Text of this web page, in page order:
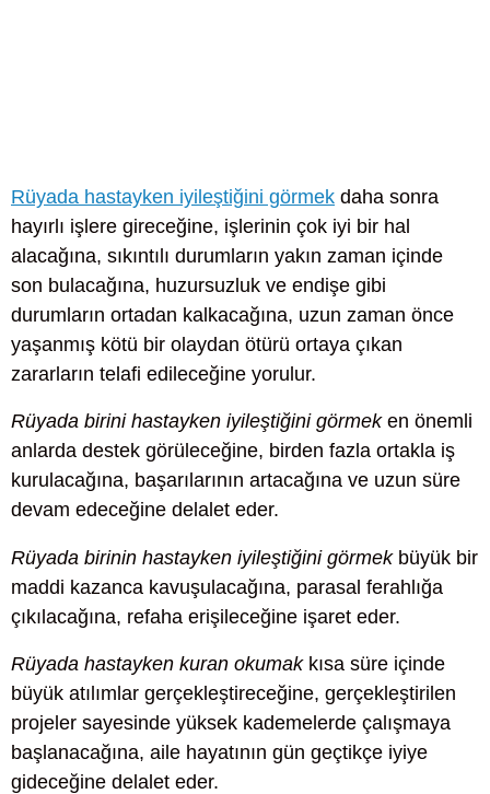
Rüyada hastayken iyileştiğini görmek daha sonra
hayırlı işlere gireceğine, işlerinin çok iyi bir hal
alacağına, sıkıntılı durumların yakın zaman içinde
son bulacağına, huzursuzluk ve endişe gibi
durumların ortadan kalkacağına, uzun zaman önce
yaşanmış kötü bir olaydan ötürü ortaya çıkan
zararların telafi edileceğine yorulur.
Rüyada birini hastayken iyileştiğini görmeken önemli
anlarda destek görüleceğine, birden fazla ortakla iş
kurulacağına, başarılarının artacağına ve uzun süre
devam edeceğine delalet eder.
Rüyada birinin hastayken iyileştiğini görmekbüyük bir
maddi kazanca kavuşulacağına, parasal ferahlığa
çıkılacağına, refaha erişileceğine işaret eder.
Rüyada hastayken kuran okumakkısa süre içinde
büyük atılımlar gerçekleştireceğine, gerçekleştirilen
projeler sayesinde yüksek kademelerde çalışmaya
başlanacağına, aile hayatının gün geçtikçe iyiye
gideceğine delalet eder.